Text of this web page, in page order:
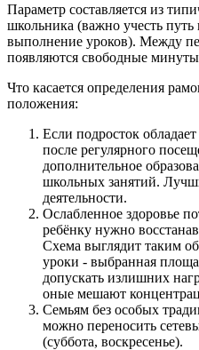
Параметр составляется из
школьника (важно учесть
выполнение уроков). Между
появляются свободные
Что касается определения
положения:
Если подросток
после регулярного
дополнительное
школьных занятий.
деятельности.
Ослабленное здоровье
ребёнку нужно
Схема выглядит таким
уроки - выбранная
допускать излишних
оные мешают
Семьям без особых
можно переносить
(суббота, воскресенье).